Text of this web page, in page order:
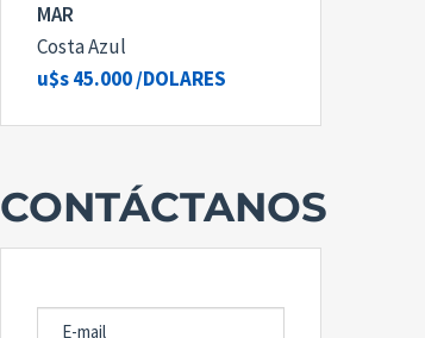
MAR
Costa Azul
u$s 45.000/DOLARES
CONTÁCTANOS